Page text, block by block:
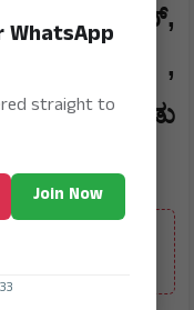
ಮಂಜುನಾಥ್,
,
ಕರುನಾಡು
ಹಾಜರಿದ್ದರು.
WhatsApp
straight to
Join Now